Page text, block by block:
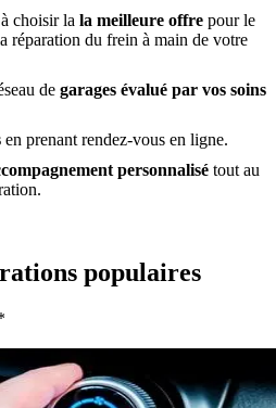
choisir la la meilleure offre pour le
réparation du frein à main de votre
de garages évalué par vos soins
en prenant rendez-vous en ligne.
personnalisé tout au
populaires